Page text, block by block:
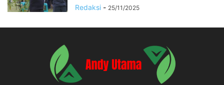
Redaksi - 25/11/2025